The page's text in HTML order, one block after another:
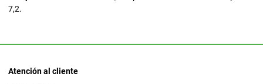
7,2.
Atención al cliente